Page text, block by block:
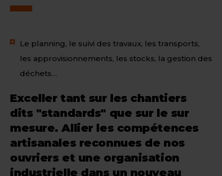
Le planning, le suivi des travaux, les transports,
les approvisionnements, les stocks, la gestion des
déchets…
Exceller tant sur les chantiers
dits "standards" que sur le sur
mesure. Allier les compétences
artisanales reconnues de nos
ouvriers et une organisation
industrielle dans un nouveau